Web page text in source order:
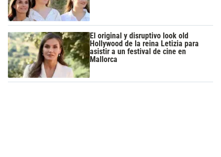
El original y disruptivo look old
Hollywood de la reina Letizia para
asistir a un festival de cine en
Mallorca